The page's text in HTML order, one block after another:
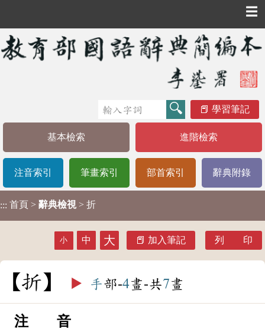
☰
學習筆記
基本檢索 進階檢索
注音索引 筆畫索引 部首索引 辭典附錄
::: 首頁 > 辭典檢視 > 折
小 中 大 加入筆記 列 印
折 ▶️ 手部-4畫-共7畫
注 音